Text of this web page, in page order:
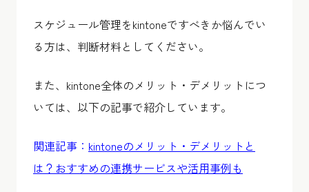
スケジュール管理をkintoneですべきか悩んでい
る方は、判断材料としてください。
また、kintone全体のメリット・デメリットにつ
いては、以下の記事で紹介しています。
関連記事： kintoneのメリット・デメリットと
は？おすすめの連携サービスや活用事例も